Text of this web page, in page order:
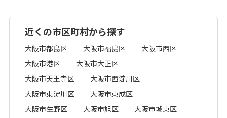
近くの市区町村から探す
大阪市都島区 大阪市福島区
大阪市西区
大阪市港区
大阪市大正区
大阪市天王寺区
大阪市西淀川区
大阪市東淀川区
大阪市東成区
大阪市生野区
大阪市旭区
大阪市城東区